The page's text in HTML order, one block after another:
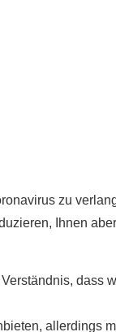
zu
Ihnen
dass
allerdings